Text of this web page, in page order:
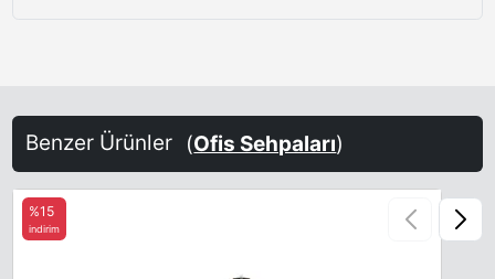
Benzer Ürünler (Ofis Sehpaları)
%15
indirim